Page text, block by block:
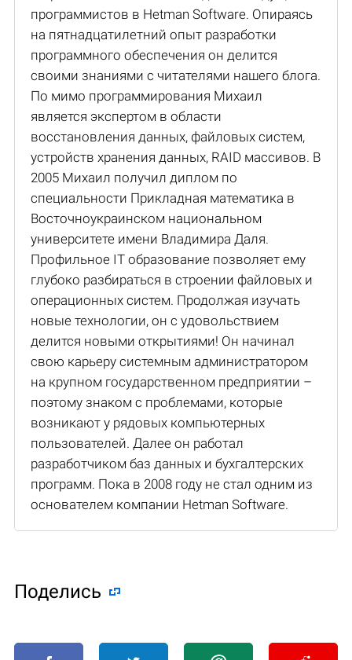
программистов в Hetman Software. Опираясь
на пятнадцатилетний опыт разработки
программного обеспечения он делится
своими знаниями с читателями нашего блога.
По мимо программирования Михаил
является экспертом в области
восстановления данных, файловых систем,
устройств хранения данных, RAID массивов. В
2005 Михаил получил диплом по
специальности Прикладная математика в
Восточноукраинском национальном
университете имени Владимира Даля.
Профильное IT образование позволяет ему
глубоко разбираться в строении файловых и
операционных систем. Продолжая изучать
новые технологии, он с удовольствием
делится новыми открытиями! Он начинал
свою карьеру системным администратором
на крупном государственном предприятии –
поэтому знаком с проблемами, которые
возникают у рядовых компьютерных
пользователей. Далее он работал
разработчиком баз данных и бухгалтерских
программ. Пока в 2008 году не стал одним из
основателем компании Hetman Software.
Поделиcь